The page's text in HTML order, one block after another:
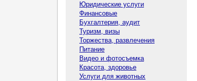
Юридические услуги
Финансовые
Бухгалтерия, аудит
Туризм, визы
Торжества, развлечения
Питание
Видео и фотосъемка
Красота, здоровье
Услуги для животных